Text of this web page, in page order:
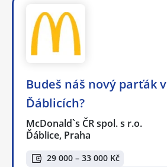
Budeš náš nový parťák v
Ďáblicích?
McDonald`s ČR spol. s r.o.
Ďáblice, Praha
29 000 – 33 000 Kč